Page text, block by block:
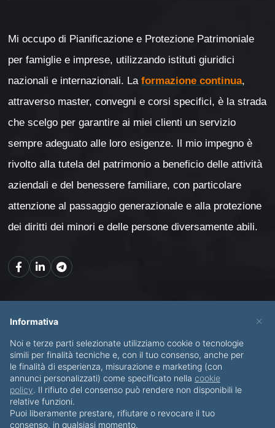
Mi occupo di Pianificazione e Protezione Patrimoniale
per famiglie e imprese, utilizzando istituti giuridici
nazionali e internazionali. La formazione continua,
attraverso master, convegni e corsi specifici, è la strada
che scelgo per garantire ai miei clienti un servizio
sempre adeguato alle loro esigenze. Il mio impegno è
rivolto alla tutela del patrimonio a beneficio delle attività
aziendali e del benessere familiare, con particolare
attenzione al passaggio generazionale e alla protezione
dei diritti dei minori e delle persone diversamente abili.
CHI SONO SERVIZI
BLOG CONTATTI
×
Informativa
Noi e terze parti selezionate utilizziamo cookie o tecnologie
simili per finalità tecniche e, con il tuo consenso, anche per
le finalità di esperienza, misurazione e marketing (con
annunci personalizzati) come specificato nella cookie
policy. Il rifiuto del consenso può rendere non disponibili le
relative funzioni.
Puoi liberamente prestare, rifiutare o revocare il tuo
consenso, in qualsiasi momento.